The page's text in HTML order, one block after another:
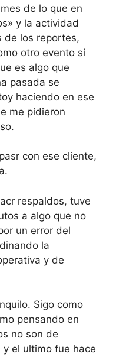
de lo que en
y la actividad
de los reportes,
otro evento si
es algo que
pasada se
haciendo en ese
me pidieron
con ese cliente,
respaldos, tuve
a algo que no
un error del
la
y de
Sigo como
pensando en
no son de
el ultimo fue hace